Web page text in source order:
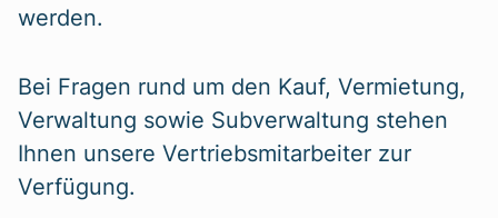
werden.
Bei Fragen rund um den Kauf, Vermietung,
Verwaltung sowie Subverwaltung stehen
Ihnen unsere Vertriebsmitarbeiter zur
Verfügung.